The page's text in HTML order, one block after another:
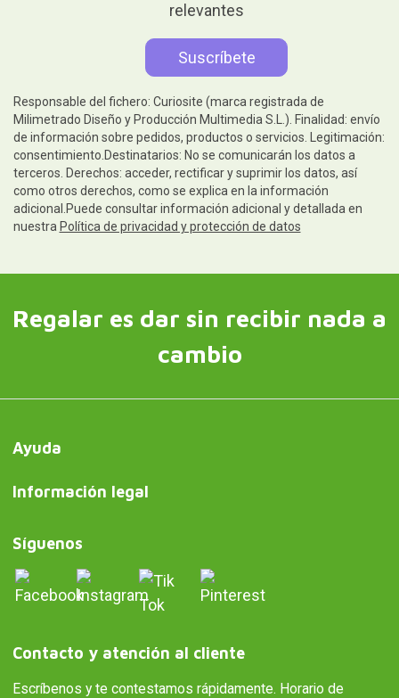
relevantes
Responsable del fichero: Curiosite (marca registrada de
Milimetrado Diseño y Producción Multimedia S.L.). Finalidad: envío
de información sobre pedidos, productos o servicios. Legitimación:
consentimiento.Destinatarios: No se comunicarán los datos a
terceros. Derechos: acceder, rectificar y suprimir los datos, así
como otros derechos, como se explica en la información
adicional.Puede consultar información adicional y detallada en
nuestra Política de privacidad y protección de datos
Regalar es dar sin recibir nada a
cambio
Ayuda
Información legal
Síguenos
Contacto y atención al cliente
Escríbenos y te contestamos rápidamente. Horario de